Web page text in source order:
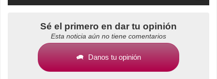
Sé el primero en dar tu opinión
Esta noticia aún no tiene comentarios
Danos tu opinión